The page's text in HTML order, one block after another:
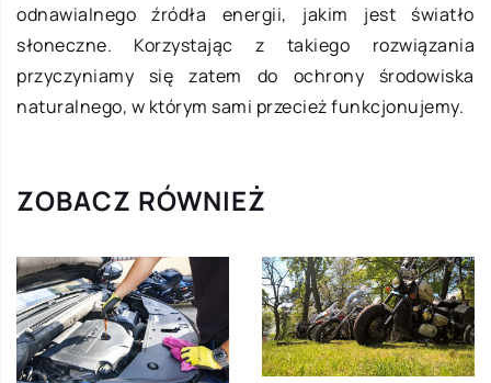
odnawialnego źródła energii, jakim jest światło
słoneczne. Korzystając z takiego rozwiązania
przyczyniamy się zatem do ochrony środowiska
naturalnego, w którym sami przecież funkcjonujemy.
ZOBACZ RÓWNIEŻ